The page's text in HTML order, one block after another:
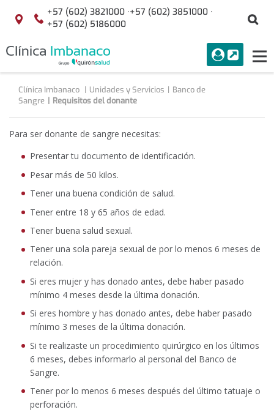
Saltar al contenido
Localización
+57 (602) 3821000 ·+57 (602) 3851000 ·
+57 (602) 5186000
menuAcceso
Buscar
Clínica Imbanaco Unidades y Servicios
Banco de
Sangre
Requisitos del donante
Para ser donante de sangre necesitas:
Presentar tu documento de identificación.
Pesar más de 50 kilos.
Tener una buena condición de salud.
Tener entre 18 y 65 años de edad.
Tener buena salud sexual.
Tener una sola pareja sexual de por lo menos 6 meses de
relación.
Si eres mujer y has donado antes, debe haber pasado
mínimo 4 meses desde la última donación.
Si eres hombre y has donado antes, debe haber pasado
mínimo 3 meses de la última donación.
Si te realizaste un procedimiento quirúrgico en los últimos
6 meses, debes informarlo al personal del Banco de
Sangre.
Tener por lo menos 6 meses después del último tatuaje o
perforación.